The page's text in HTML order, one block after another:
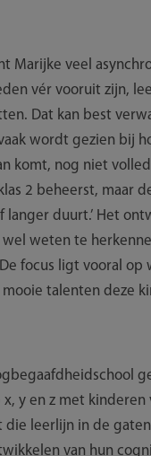
Marijke veel
vér vooruit zijn,
Dat kan best
wordt gezien bij
komt, nog niet
2 beheerst, maar
duurt.’ Het
weten te
focus ligt vooral op
talenten deze
y en z met
leerlijn in de
van hun